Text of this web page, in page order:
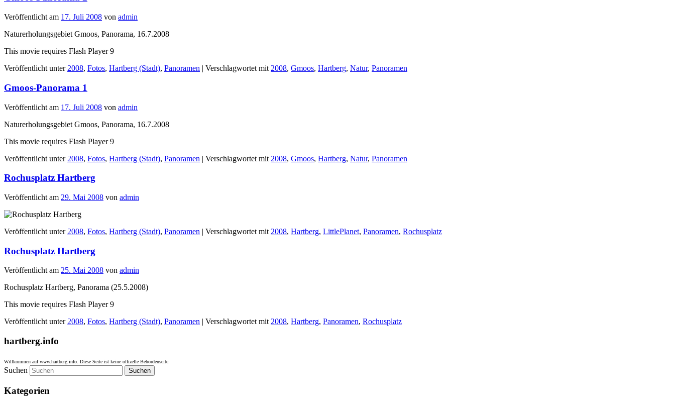
Veröffentlicht am 17. Juli 2008 von admin
Naturerholungsgebiet Gmoos, Panorama, 16.7.2008
This movie requires Flash Player 9
Veröffentlicht unter 2008, Fotos, Hartberg (Stadt), Panoramen | Verschlagwortet mit 2008, Gmoos, Hartberg, Natur, Panoramen
Gmoos-Panorama 1
Veröffentlicht am 17. Juli 2008 von admin
Naturerholungsgebiet Gmoos, Panorama, 16.7.2008
This movie requires Flash Player 9
Veröffentlicht unter 2008, Fotos, Hartberg (Stadt), Panoramen | Verschlagwortet mit 2008, Gmoos, Hartberg, Natur, Panoramen
Rochusplatz Hartberg
Veröffentlicht am 29. Mai 2008 von admin
Veröffentlicht unter 2008, Fotos, Hartberg (Stadt), Panoramen | Verschlagwortet mit 2008, Hartberg, LittlePlanet, Panoramen, Rochusplatz
Rochusplatz Hartberg
Veröffentlicht am 25. Mai 2008 von admin
Rochusplatz Hartberg, Panorama (25.5.2008)
This movie requires Flash Player 9
Veröffentlicht unter 2008, Fotos, Hartberg (Stadt), Panoramen | Verschlagwortet mit 2008, Hartberg, Panoramen, Rochusplatz
hartberg.info
Willkommen auf www.hartberg.info. Diese Seite ist keine offizelle Behördenseite.
Suchen
Kategorien